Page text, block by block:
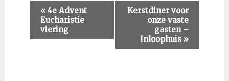
Evenement
Navigatie
«4e Advent
Eucharistie
viering
Kerstdiner voor
onze vaste
gasten –
Inloophuis »